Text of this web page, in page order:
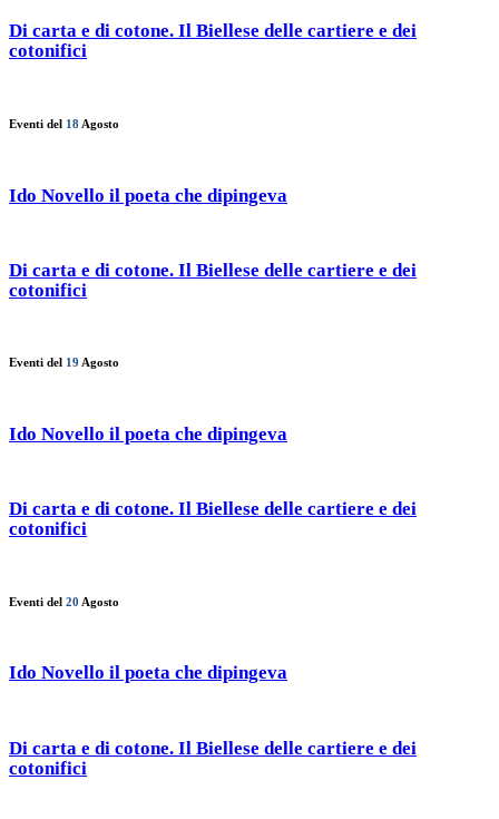
Di carta e di cotone. Il Biellese delle cartiere e dei
cotonifici
Eventi del 18 Agosto
Ido Novello il poeta che dipingeva
Di carta e di cotone. Il Biellese delle cartiere e dei
cotonifici
Eventi del 19 Agosto
Ido Novello il poeta che dipingeva
Di carta e di cotone. Il Biellese delle cartiere e dei
cotonifici
Eventi del 20 Agosto
Ido Novello il poeta che dipingeva
Di carta e di cotone. Il Biellese delle cartiere e dei
cotonifici